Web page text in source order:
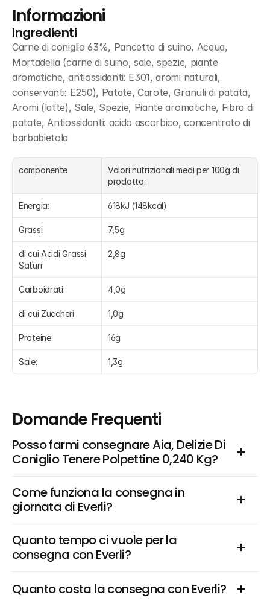
Informazioni
Ingredienti
Carne di coniglio 63%, Pancetta di suino, Acqua,
Mortadella (carne di suino, sale, spezie, piante
aromatiche, antiossidanti: E301, aromi naturali,
conservanti: E250), Patate, Carote, Granuli di patata,
Aromi (latte), Sale, Spezie, Piante aromatiche, Fibra di
patate, Antiossidanti: acido ascorbico, concentrato di
barbabietola
componente
Valori nutrizionali medi per 100g di
prodotto:
Energia: 618kJ (148kcal)
Grassi: 7,5g
di cui Acidi Grassi
Saturi
2,8g
Carboidrati: 4,0g
di cui Zuccheri 1,0g
Proteine: 16g
Sale: 1,3g
Domande Frequenti
Posso farmi consegnare Aia, Delizie Di
Coniglio Tenere Polpettine 0,240 Kg?
Come funziona la consegna in
giornata di Everli?
Quanto tempo ci vuole per la
consegna con Everli?
Quanto costa la consegna con Everli?